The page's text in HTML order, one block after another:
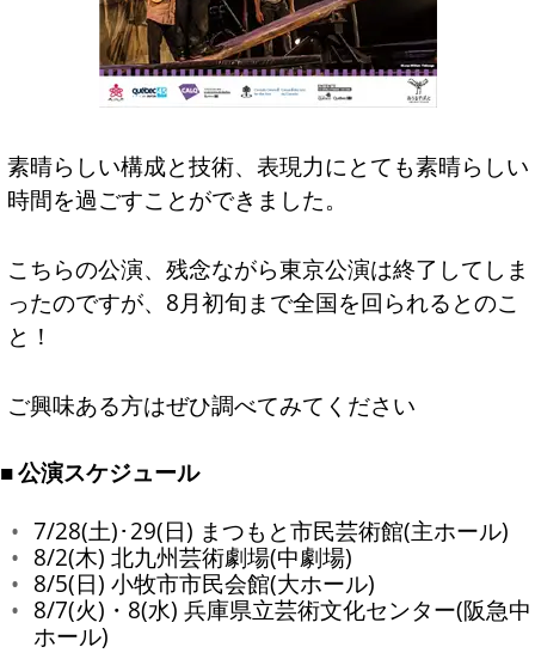
素晴らしい構成と技術、表現力にとても素晴らしい
時間を過ごすことができました。
こちらの公演、残念ながら東京公演は終了してしま
ったのですが、8月初旬まで全国を回られるとのこ
と！
ご興味ある方はぜひ調べてみてください
公演スケジュール
7/28(土)･29(日) まつもと市民芸術館(主ホール)
8/2(木) 北九州芸術劇場(中劇場)
8/5(日) 小牧市市民会館(大ホール)
8/7(火)・8(水) 兵庫県立芸術文化センター(阪急中
ホール)